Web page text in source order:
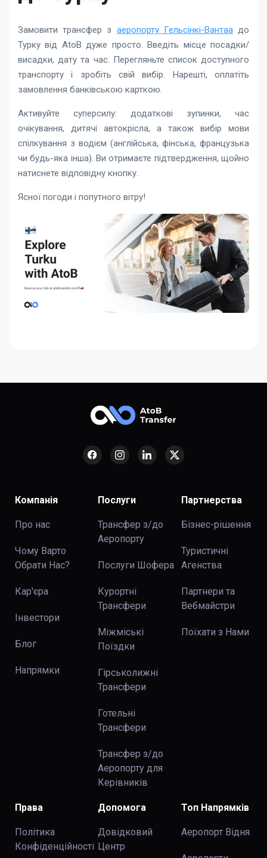
Замовити трансфер з аеропорту Гельсінкі-Вантаадо
Турку від AtoB дуже просто. Введіть місце посадки/
висадки, дату та час. Перегляньте список доступного
транспорту і зробіть свій вибір. Нарешті, оплатіть
замовлення банківською карткою.
Активуйте суперсилу: додаткові зупинки, час
очікування, дитячі автокрісла, а також вибір мови
спілкування з водієм (англійська, фінська, французька
чи будь-яка інша). Ви отримаєте підтвердження, щойно
натиснете відповідну кнопку.
Ясної погоди і попутного вітру!
Компанія
Про нас
Чому Варто
Обрати Нас?
Кар'єра
Інвестори
Блог
Напрямки
Послуги
Трансфер з/до
Аеропорту
Послуги Шофера
Курортні
Трансфери
Міжміські
Поїздки
Гірськолижні
Трансфери
Готельні
Трансфери
Трансфер з/до
Аеропорту для
Керівників
Партнерства
Бізнес-рішення
Туристичні
Агенства
Партнери та
Вебмайстри
Поїхати з Нами
Права
Політика
Конфіденційності
Допомога
Довідковий
Центр
Топ Напрямків
Аеропорт Відня